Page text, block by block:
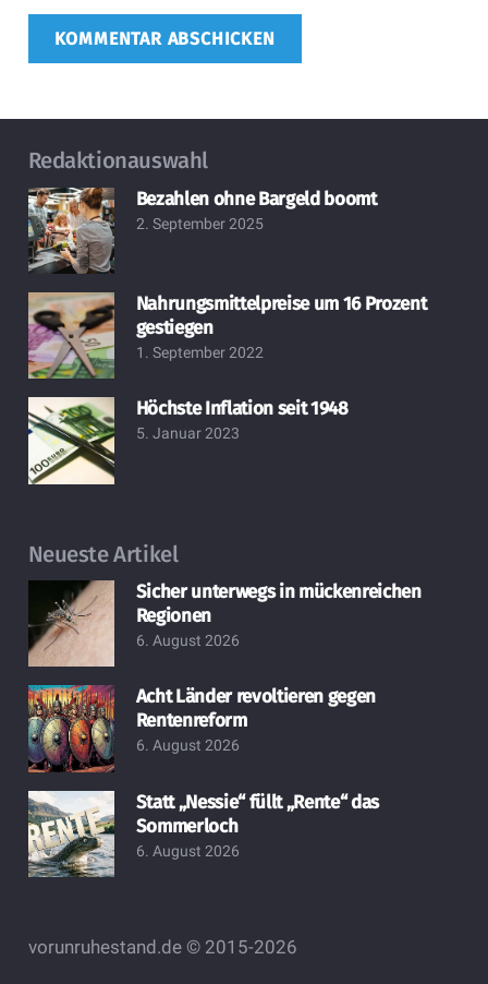
KOMMENTAR ABSCHICKEN
Redaktionauswahl
Bezahlen ohne Bargeld boomt
2. September 2025
Nahrungsmittelpreise um 16 Prozent
gestiegen
1. September 2022
Höchste Inflation seit 1948
5. Januar 2023
Neueste Artikel
Sicher unterwegs in mückenreichen
Regionen
6. August 2026
Acht Länder revoltieren gegen
Rentenreform
6. August 2026
Statt „Nessie“ füllt „Rente“ das
Sommerloch
6. August 2026
vorunruhestand.de © 2015-2026